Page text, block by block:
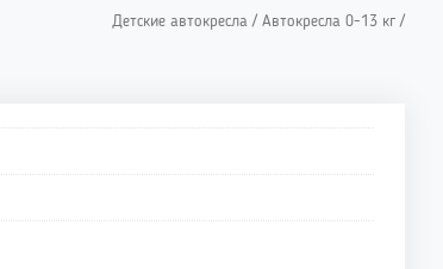
Детские автокресла / Автокресла 0-13 кг /